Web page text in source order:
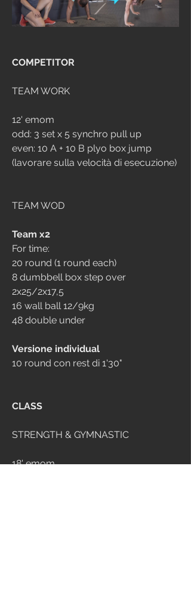
COMPETITOR
TEAM WORK
12' emom
odd: 3 set x 5 synchro pull up
even: 10 A + 10 B plyo box jump
(lavorare sulla velocità di esecuzione)
TEAM WOD
Team x2
For time:
20 round (1 round each)
8 dumbbell box step over
2x25/2x17,5
16 wall ball 12/9kg
48 double under
Versione individual
10 round con rest di 1'30"
CLASS
STRENGTH & GYMNASTIC
18' emom